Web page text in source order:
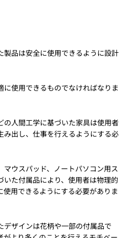
製品は安全に使用できるように設計
使用できるものでなければなりま
の人間工学に基づいた家具は使用者
み出し、仕事を行えるようにする必
ウスパッド、ノートパソコン用ス
いた付属品により、使用者は物理的
用できるようにする必要がありま
デザインは花柄や一部の付属品で